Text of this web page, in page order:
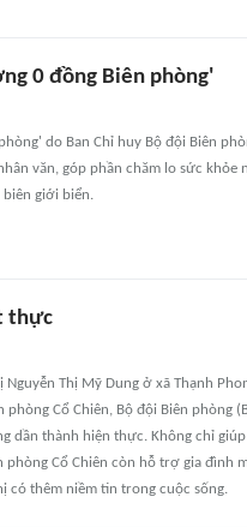
0 đồng Biên phòng'
do Ban Chỉ huy Bộ đội Biên
văn, góp phần chăm lo sức khỏe
giới biển.
thực
Thị Mỹ Dung ở xã Thạnh
Cổ Chiên, Bộ đội Biên phòng
dần thành hiện thực. Không chỉ
Cổ Chiên còn hỗ trợ gia đình
có thêm niềm tin trong cuộc sống.